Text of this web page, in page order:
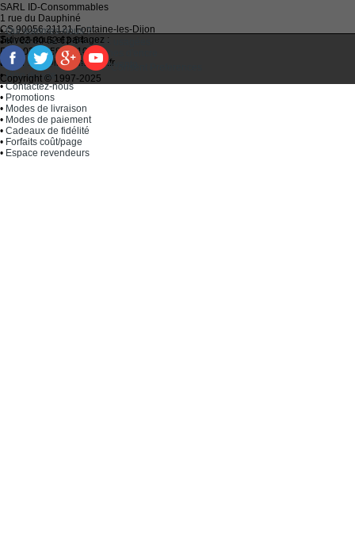
SARL ID-Consommables
1 rue du Dauphiné
CS 90056 21121Fontaine-les-Dijon
Tel :03 80 52 63 64
Fax :03 80 58 81 10
Email : idc@imprimantes.fr
•Qui sommes-nous ?
•Recycler ses cartouches usagées
• Bien choisir ses cartouches d'encre
•
Conditions générales de vente
•Plan du site
•Contactez-nous
• Promotions
• Modes de livraison
• Modes de paiement
• Cadeaux de fidélité
• Forfaits coût/page
• Espace revendeurs
Suivez-nous et partagez :
Consent Preferences
Copyright © 1997-2025